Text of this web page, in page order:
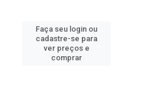
Faça seu login ou
cadastre-se para
ver preços e
comprar